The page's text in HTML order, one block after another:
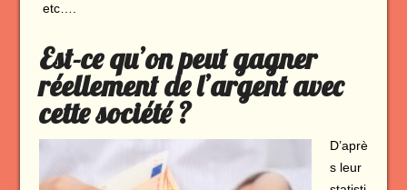
etc….
Est-ce qu’on peut gagner
réellement de l’argent avec
cette société ?
D’aprè
s leur